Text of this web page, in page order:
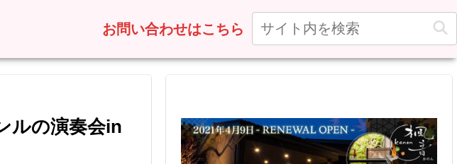
お問い合わせはこちら
ルの演奏会in